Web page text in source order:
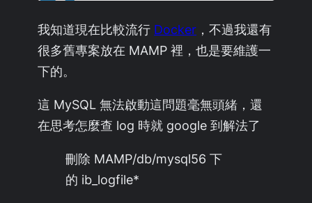
我知道現在比較流行 Docker ，不過我還有
很多舊專案放在 MAMP 裡，也是要維護一
下的。
這 MySQL 無法啟動這問題毫無頭緒，還
在思考怎麼查 log 時就 google 到解法了
刪除 MAMP/db/mysql56 下
的 ib_logfile*